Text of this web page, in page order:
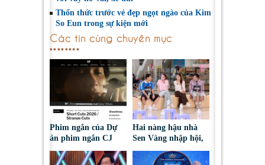
Thổn thức trước vẻ đẹp ngọt ngào của Kim
So Eun trong sự kiện mới
Các tin cùng chuyên mục
Phim ngắn của Dự
án phim ngắn CJ
tiếp tục được đề cử
tại LHP quốc tế
Hai nàng hậu nhà
Sen Vàng nhập hội,
cùng Duniverse
chinh phục khán giả